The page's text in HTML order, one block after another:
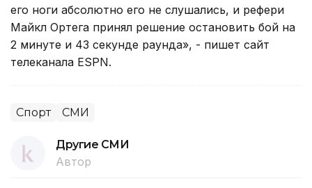
его ноги абсолютно его не слушались, и рефери
Майкл Ортега принял решение остановить бой на
2 минуте и 43 секунде раунда», - пишет сайт
телеканала ESPN.
Спорт СМИ
Другие СМИ
Автор